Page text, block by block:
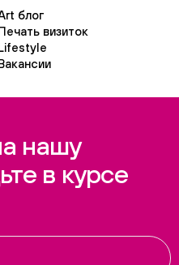
блог
визиток
нашу
в курсе